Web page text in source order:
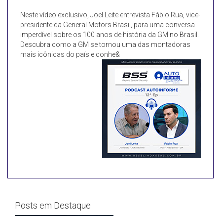
Neste vídeo exclusivo, Joel Leite entrevista Fábio Rua, vice-
presidente da General Motors Brasil, para uma conversa
imperdível sobre os 100 anos de história da GM no Brasil.
Descubra como a GM se tornou uma das montadoras
mais icônicas do país e conhe&
Posts em Destaque